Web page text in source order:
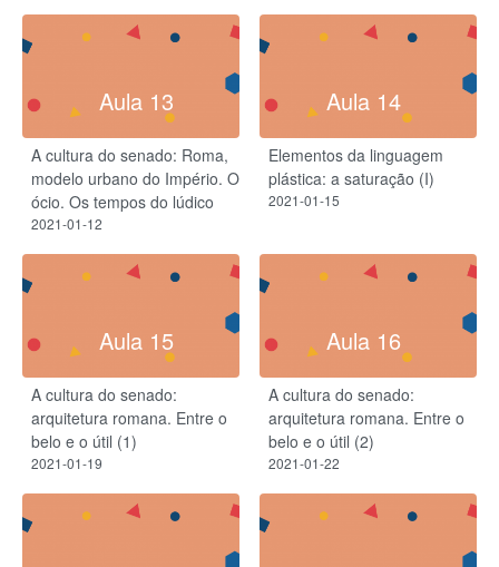
Aula 13
A cultura do senado: Roma,
modelo urbano do Império. O
ócio. Os tempos do lúdico
2021-01-12
Aula 14
Elementos da linguagem
plástica: a saturação (I)
2021-01-15
Aula 15
A cultura do senado:
arquitetura romana. Entre o
belo e o útil (1)
2021-01-19
Aula 16
A cultura do senado:
arquitetura romana. Entre o
belo e o útil (2)
2021-01-22